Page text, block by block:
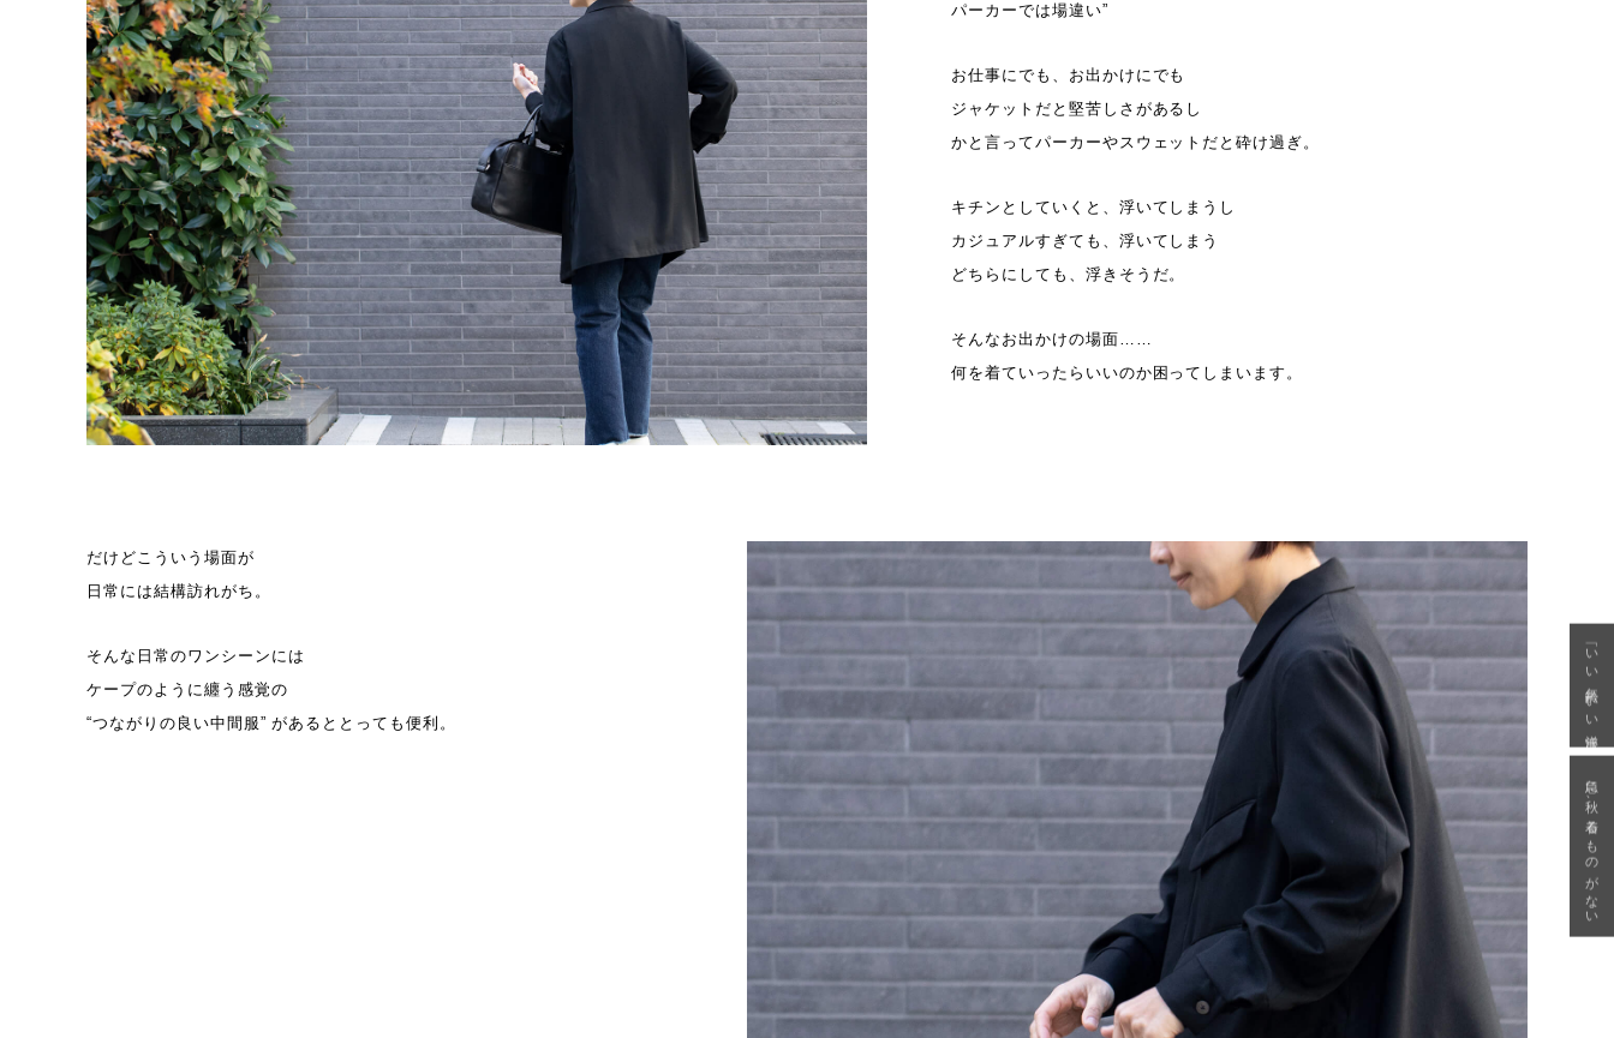
パーカーでは場違い”
お仕事にでも、お出かけにでも
ジャケットだと堅苦しさがあるし
かと言ってパーカーやスウェットだと砕け過ぎ。
キチンとしていくと、浮いてしまうし
カジュアルすぎても、浮いてしまう
どちらにしても、浮きそうだ。
そんなお出かけの場面……
何を着ていったらいいのか困ってしまいます。
だけどこういう場面が
日常には結構訪れがち。
そんな日常のワンシーンには
ケープのように纏う感覚の
“つながりの良い中間服” があるととっても便利。
「いい年齢 いい洋服」
急に秋、着るものがない